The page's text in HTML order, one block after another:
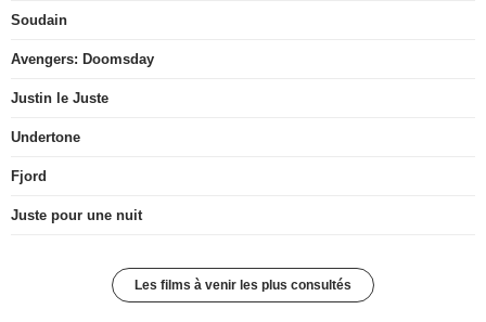
Soudain
Avengers: Doomsday
Justin le Juste
Undertone
Fjord
Juste pour une nuit
Les films à venir les plus consultés